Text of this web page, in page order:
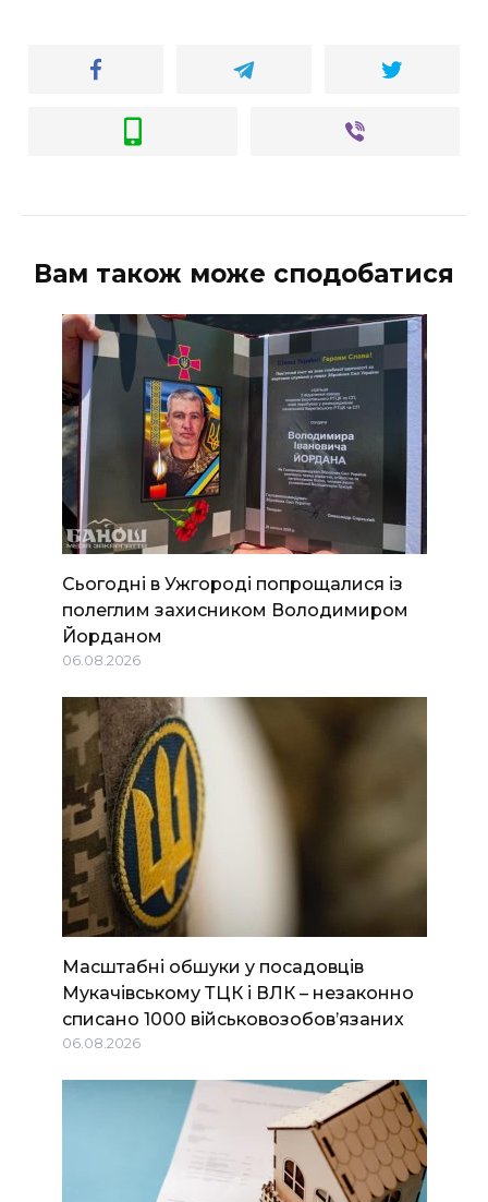
Вам також може сподобатися
Сьогодні в Ужгороді попрощалися із
полеглим захисником Володимиром
Йорданом
06.08.2026
Масштабні обшуки у посадовців
Мукачівському ТЦК і ВЛК – незаконно
списано 1000 військовозобов’язаних
06.08.2026